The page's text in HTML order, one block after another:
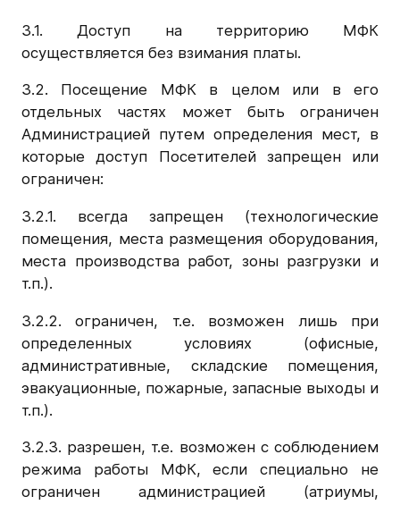
3.1. Доступ на территорию МФК
осуществляется без взимания платы.
3.2. Посещение МФК в целом или в его
отдельных частях может быть ограничен
Администрацией путем определения мест, в
которые доступ Посетителей запрещен или
ограничен:
3.2.1. всегда запрещен (технологические
помещения, места размещения оборудования,
места производства работ, зоны разгрузки и
т.п.).
3.2.2. ограничен, т.е. возможен лишь при
определенных условиях (офисные,
административные, складские помещения,
эвакуационные, пожарные, запасные выходы и
т.п.).
3.2.3. разрешен, т.е. возможен с соблюдением
режима работы МФК, если специально не
ограничен администрацией (атриумы,